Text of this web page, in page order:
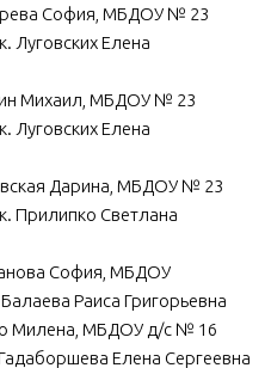
София, МБДОУ № 23
Луговских Елена
Михаил, МБДОУ № 23
Луговских Елена
Дарина, МБДОУ № 23
Прилипко Светлана
София, МБДОУ
Раиса Григорьевна
Милена, МБДОУ д/с № 16
Елена Сергеевна